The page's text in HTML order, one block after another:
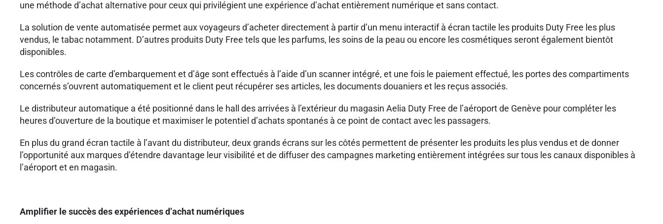
une méthode d’achat alternative pour ceux qui privilégient une expérience d’achat entièrement numérique et sans contact.
La solution de vente automatisée permet aux voyageurs d’acheter directement à partir d’un menu interactif à écran tactile les produits Duty Free les plus
vendus, le tabac notamment. D’autres produits Duty Free tels que les parfums, les soins de la peau ou encore les cosmétiques seront également bientôt
disponibles.
Les contrôles de carte d’embarquement et d’âge sont effectués à l’aide d’un scanner intégré, et une fois le paiement effectué, les portes des compartiments
concernés s’ouvrent automatiquement et le client peut récupérer ses articles, les documents douaniers et les reçus associés.
Le distributeur automatique a été positionné dans le hall des arrivées à l’extérieur du magasin Aelia Duty Free de l’aéroport de Genève pour compléter les
heures d’ouverture de la boutique et maximiser le potentiel d’achats spontanés à ce point de contact avec les passagers.
En plus du grand écran tactile à l’avant du distributeur, deux grands écrans sur les côtés permettent de présenter les produits les plus vendus et de donner
l’opportunité aux marques d’étendre davantage leur visibilité et de diffuser des campagnes marketing entièrement intégrées sur tous les canaux disponibles à
l’aéroport et en magasin.
Amplifier le succès des expériences d’achat numériques